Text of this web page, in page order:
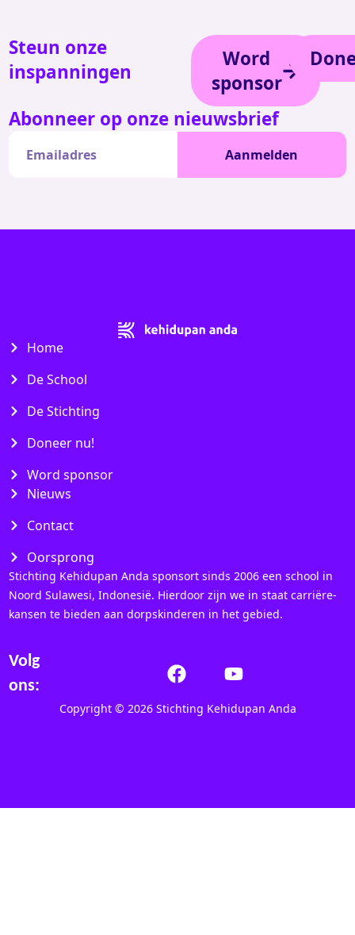
Steun onze
inspanningen
Word
sponsor
Abonneer op onze nieuwsbrief
Aanmelden
Home
De School
De Stichting
Doneer nu!
Word sponsor
Nieuws
Contact
Oorsprong
Stichting Kehidupan Anda sponsort sinds 2006 een school in
Noord Sulawesi, Indonesië. Hierdoor zijn we in staat carriëre-
kansen te bieden aan dorpskinderen in het gebied.
Volg
ons:
Copyright © 2026 Stichting Kehidupan Anda